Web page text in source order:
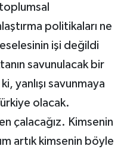
politikaları ne
işi değildi
savunulacak bir
yanlışı savunmaya
olacak.
çalacağız. Kimsenin
artık kimsenin böyle